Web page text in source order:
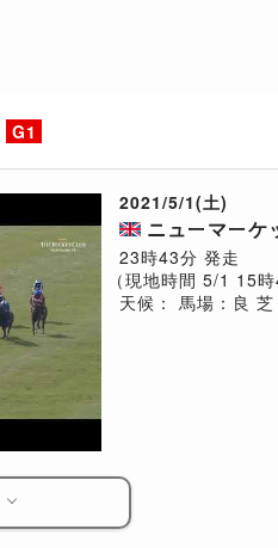
G1
2021/5/1(土)
ニューマーケ
23時43分 発走
（現地時間 5/1 15時
天候： 馬場：良